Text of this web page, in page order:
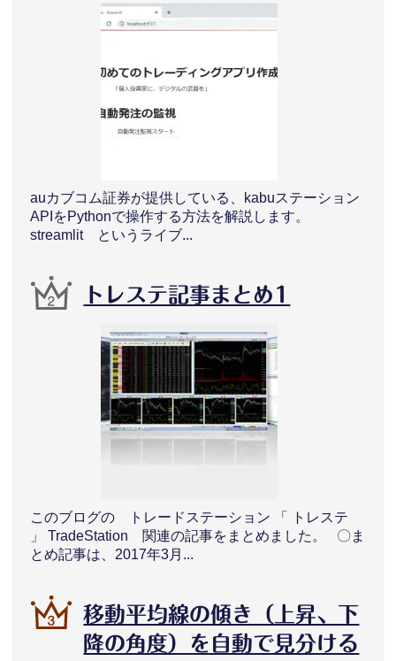
auカブコム証券が提供している、kabuステーション
APIをPythonで操作する方法を解説します。
streamlit というライブ...
トレステ記事まとめ1
このブログの トレードステーション 「 トレステ
」 TradeStation 関連の記事をまとめました。 〇ま
とめ記事は、2017年3月...
移動平均線の傾き（上昇、下
降の角度）を自動で見分ける